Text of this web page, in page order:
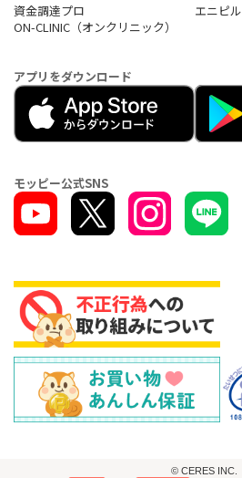
資金調達プロ
エニピル
ON-CLINIC（オンクリニック）
アプリをダウンロード
モッピー公式SNS
© CERES INC.